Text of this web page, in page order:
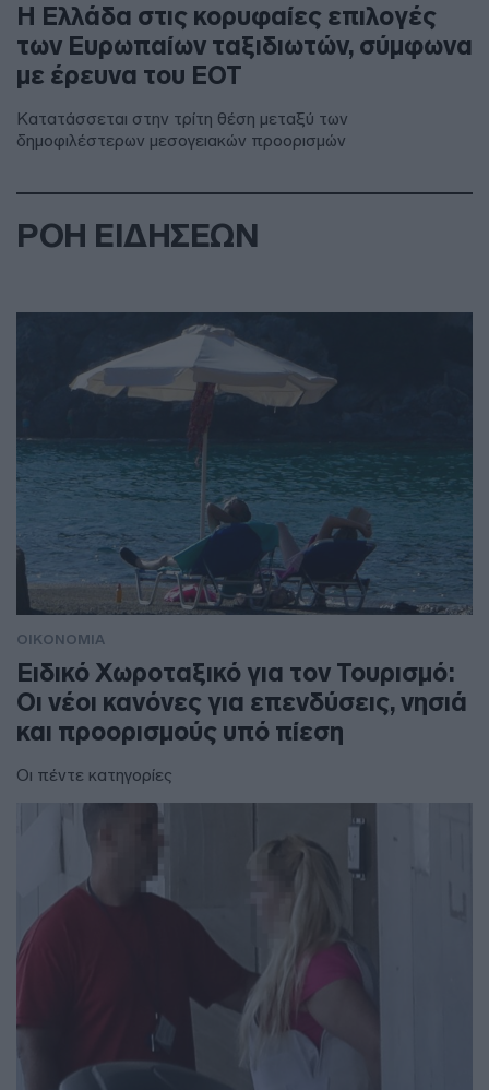
Η Ελλάδα στις κορυφαίες επιλογές
των Ευρωπαίων ταξιδιωτών, σύμφωνα
με έρευνα του ΕΟΤ
Κατατάσσεται στην τρίτη θέση μεταξύ των
δημοφιλέστερων μεσογειακών προορισμών
ΡΟΗ ΕΙΔΗΣΕΩΝ
ΟΙΚΟΝΟΜΙΑ
Ειδικό Χωροταξικό για τον Τουρισμό:
Οι νέοι κανόνες για επενδύσεις, νησιά
και προορισμούς υπό πίεση
Οι πέντε κατηγορίες